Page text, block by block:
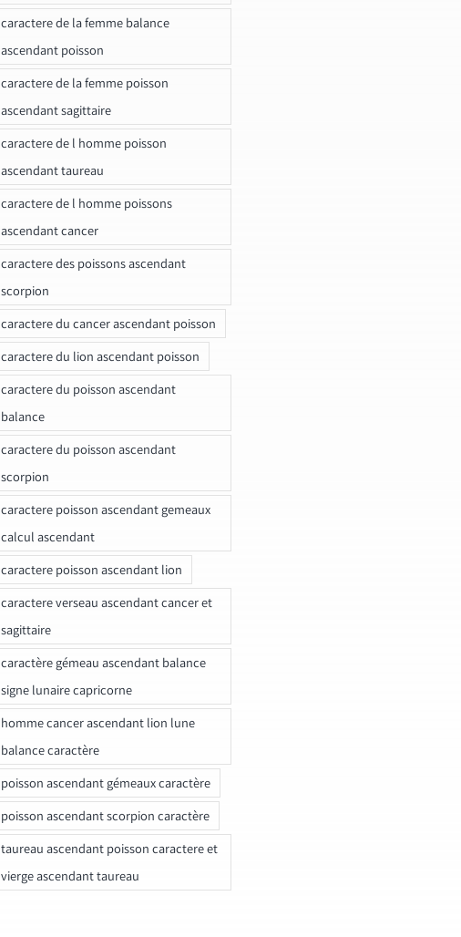
caractere de la femme balance
ascendant poisson
caractere de la femme poisson
ascendant sagittaire
caractere de l homme poisson
ascendant taureau
caractere de l homme poissons
ascendant cancer
caractere des poissons ascendant
scorpion
caractere du cancer ascendant poisson
caractere du lion ascendant poisson
caractere du poisson ascendant
balance
caractere du poisson ascendant
scorpion
caractere poisson ascendant gemeaux
calcul ascendant
caractere poisson ascendant lion
caractere verseau ascendant cancer et
sagittaire
caractère gémeau ascendant balance
signe lunaire capricorne
homme cancer ascendant lion lune
balance caractère
poisson ascendant gémeaux caractère
poisson ascendant scorpion caractère
taureau ascendant poisson caractere et
vierge ascendant taureau